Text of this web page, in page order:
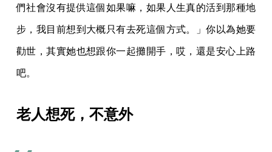
們社會沒有提供這個如果嘛，如果人生真的活到那種地
步，我目前想到大概只有去死這個方式。」你以為她要
勸世，其實她也想跟你一起攤開手，哎，還是安心上路
吧。
老人想死，不意外